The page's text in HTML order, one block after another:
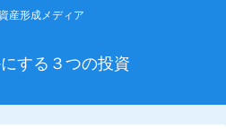
産形成メディア
する３つの投資